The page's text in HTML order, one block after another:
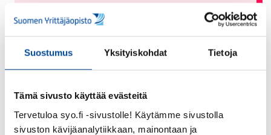
Suostumus Yksityiskohdat Tietoja
Tämä sivusto käyttää evästeitä
Tervetuloa syo.fi -sivustolle! Käytämme sivustolla
sivuston kävijäanalytiikkaan, mainontaan ja
SYOajassa-webinaari:
Seitsemän tapaa kehittää
kiertotalousbisnes
seitsemästä tavasta toteuttaa
kiertotalouden Green dealista.